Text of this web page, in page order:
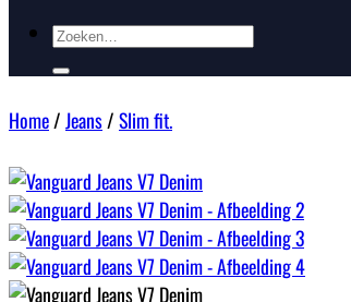
Zoeken
Home/Jeans/Slim fit.